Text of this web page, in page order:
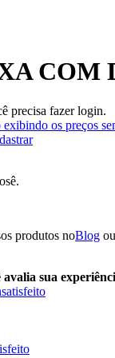
COM
precisa fazer login.
os preços
produtos noBlog
sua